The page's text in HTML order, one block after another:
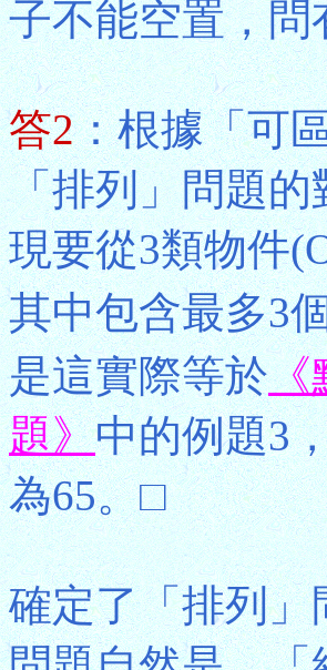
子不能空置，
答2：根據「可
「排列」問題
現要從3類物件
其中包含最多3
是這實際等於《
題》中的例題3
為65。□
確定了「排列